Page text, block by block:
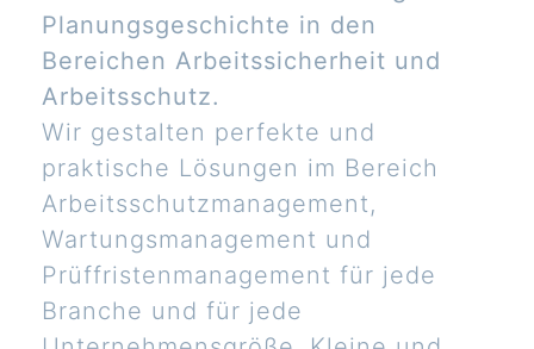
Planungsgeschichte in den
Bereichen Arbeitssicherheit und
Arbeitsschutz.
Wir gestalten perfekte und
praktische Lösungen im Bereich
Arbeitsschutzmanagement,
Wartungsmanagement und
Prüffristenmanagement für jede
Branche und für jede